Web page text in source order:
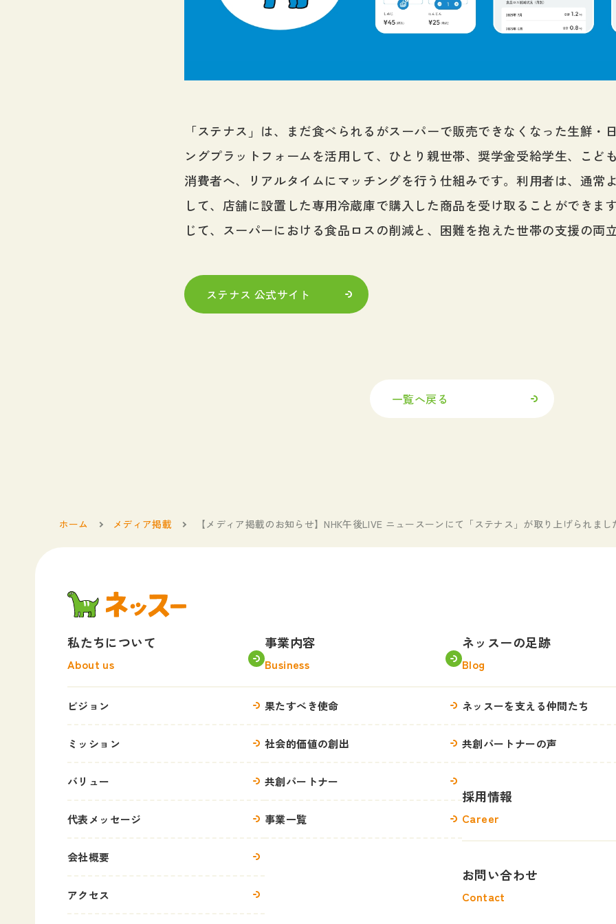
「ステナス」は、まだ食べられるがスーパーで販売できなくなった生鮮・
ングプラットフォームを活用して、ひとり親世帯、奨学金受給学生、こど
消費者へ、リアルタイムにマッチングを行う仕組みです。利用者は、通常
して、店舗に設置した専用冷蔵庫で購入した商品を受け取ることができま
じて、スーパーにおける食品ロスの削減と、困難を抱えた世帯の支援の両
ステナス 公式サイト
一覧へ戻る
ホーム メディア掲載 【メディア掲載のお知らせ】NHK午後LIVE ニュースーンにて「ステナス」が取り上げられまし
私たちについて
About us
ビジョン
ミッション
バリュー
代表メッセージ
会社概要
アクセス
事業内容
Business
果たすべき使命
社会的価値の創出
共創パートナー
事業一覧
ネッスーの足跡
Blog
ネッスーを支える仲間たち
共創パートナーの声
採用情報
Career
お問い合わせ
Contact